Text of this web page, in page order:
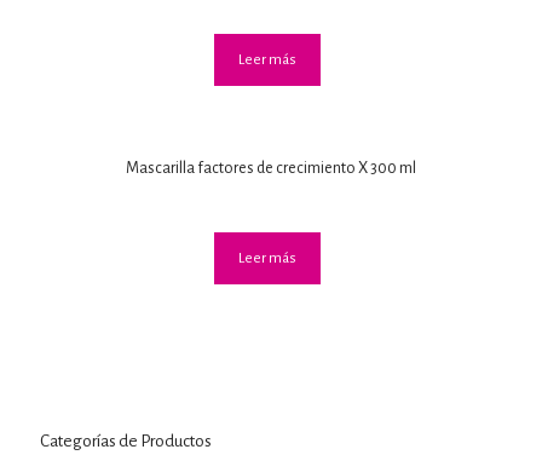
Leer más
Mascarilla factores de crecimiento X 300 ml
Leer más
Categorías de Productos